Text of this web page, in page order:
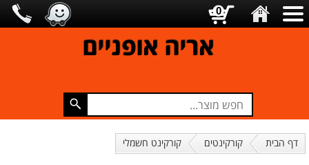
אריה אופניים
דף הבית קורקינטים קורקינט חשמלי
0